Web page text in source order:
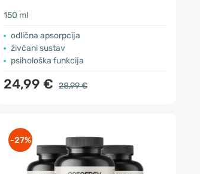
150 ml
odlična apsorpcija
živčani sustav
psihološka funkcija
24,99 € 28,99 €
-27%